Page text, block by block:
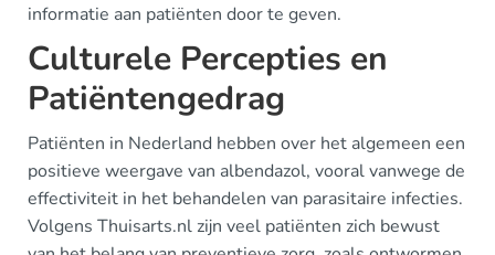
informatie aan patiënten door te geven.
Culturele Percepties en
Patiëntengedrag
Patiënten in Nederland hebben over het algemeen een
positieve weergave van albendazol, vooral vanwege de
effectiviteit in het behandelen van parasitaire infecties.
Volgens Thuisarts.nl zijn veel patiënten zich bewust